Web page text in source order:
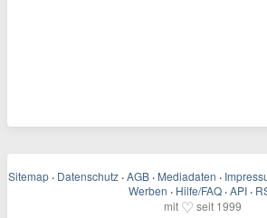
Sitemap · Datenschutz · AGB · Mediadaten ·
Werben · Hilfe/FAQ · API ·
mit ♡ seit 1999